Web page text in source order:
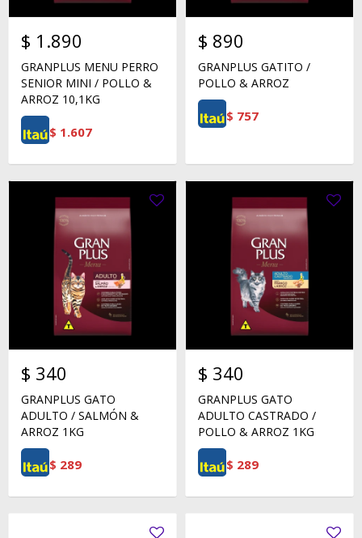
$ 1.890
GRANPLUS MENU PERRO
SENIOR MINI / POLLO &
ARROZ 10,1KG
$ 1.607
$ 890
GRANPLUS GATITO /
POLLO & ARROZ
$ 757
$ 340
GRANPLUS GATO
ADULTO / SALMÓN &
ARROZ 1KG
$ 289
$ 340
GRANPLUS GATO
ADULTO CASTRADO /
POLLO & ARROZ 1KG
$ 289